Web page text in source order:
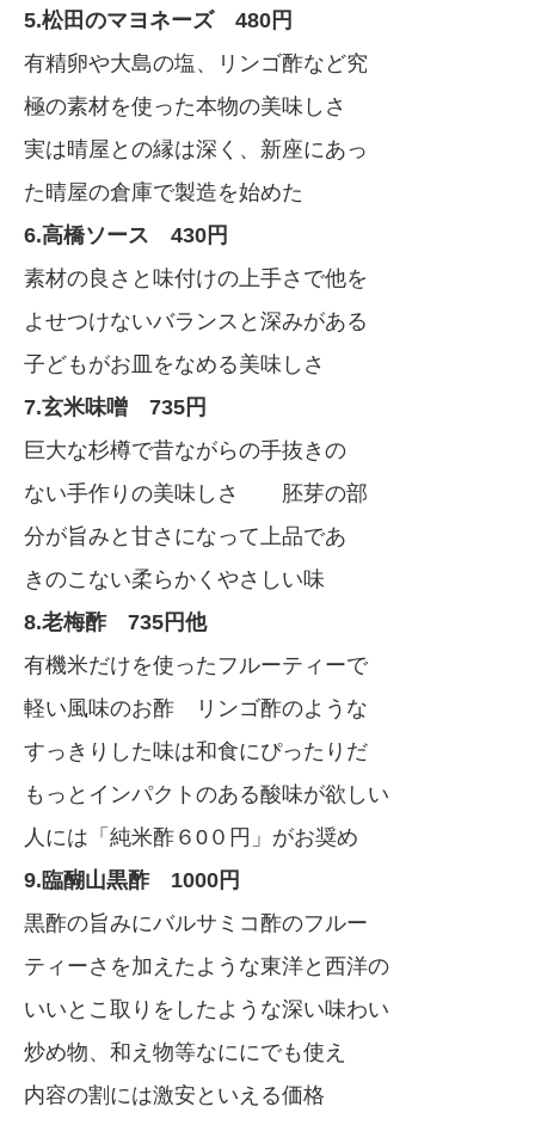
5.松田のマヨネーズ 480円
有精卵や大島の塩、リンゴ酢など究
極の素材を使った本物の美味しさ
実は晴屋との縁は深く、新座にあっ
た晴屋の倉庫で製造を始めた
6.高橋ソース 430円
素材の良さと味付けの上手さで他を
よせつけないバランスと深みがある
子どもがお皿をなめる美味しさ
7.玄米味噌 735円
巨大な杉樽で昔ながらの手抜きの
ない手作りの美味しさ 胚芽の部
分が旨みと甘さになって上品であ
きのこない柔らかくやさしい味
8.老梅酢 735円他
有機米だけを使ったフルーティーで
軽い風味のお酢 リンゴ酢のような
すっきりした味は和食にぴったりだ
もっとインパクトのある酸味が欲しい
人には「純米酢６0０円」がお奨め
9.臨醐山黒酢 1000円
黒酢の旨みにバルサミコ酢のフルー
ティーさを加えたような東洋と西洋の
いいとこ取りをしたような深い味わい
炒め物、和え物等なににでも使え
内容の割には激安といえる価格